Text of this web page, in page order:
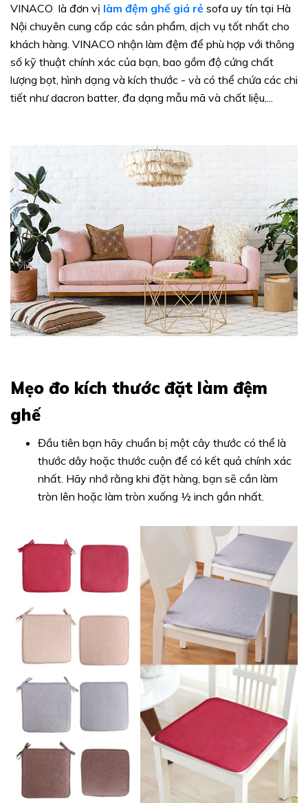
VINACO là đơn vị làm đệm ghế giá rẻ sofa uy tín tại Hà
Nội chuyên cung cấp các sản phẩm, dịch vụ tốt nhất cho
khách hàng. VINACO nhận làm đệm để phù hợp với thông
số kỹ thuật chính xác của bạn, bao gồm độ cứng chất
lượng bọt, hình dạng và kích thước - và có thể chứa các chi
tiết như dacron batter, đa dạng mẫu mã và chất liệu,...
Mẹo đo kích thước đặt làm đệm
ghế
Đầu tiên bạn hãy chuẩn bị một cây thước có thể là
thước dây hoặc thước cuộn để có kết quả chính xác
nhất. Hãy nhớ rằng khi đặt hàng, bạn sẽ cần làm
tròn lên hoặc làm tròn xuống ½ inch gần nhất.